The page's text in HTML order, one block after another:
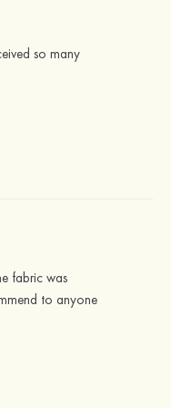
so many
fabric was
to anyone